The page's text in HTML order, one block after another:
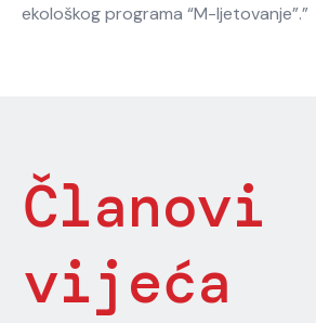
ekološkog programa “M-ljetovanje”.”
Članovi
vijeća